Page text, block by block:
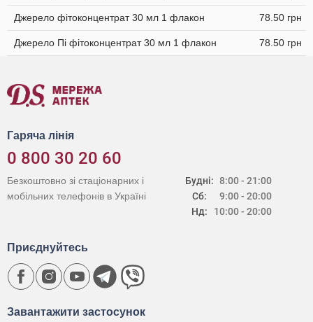
Джерело фітоконцентрат 30 мл 1 флакон 78.50 грн
Джерело Пі фітоконцентрат 30 мл 1 флакон 78.50 грн
Гаряча лінія
0 800 30 20 60
Будні:
Сб:
Нд:
8:00 - 21:00
9:00 - 20:00
10:00 - 20:00
Безкоштовно зі стаціонарних і
мобільних телефонів в Україні
Завантажити застосунок
Приєднуйтесь